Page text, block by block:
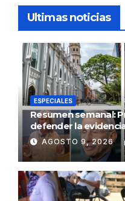
Ultimas noticias
ESPECIALES
Resumen semanal:
defender la
AGOSTO 9, 2026